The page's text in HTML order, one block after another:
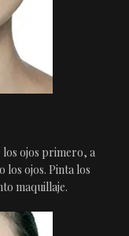
los ojos primero, a
los ojos. Pinta los
maquillaje.